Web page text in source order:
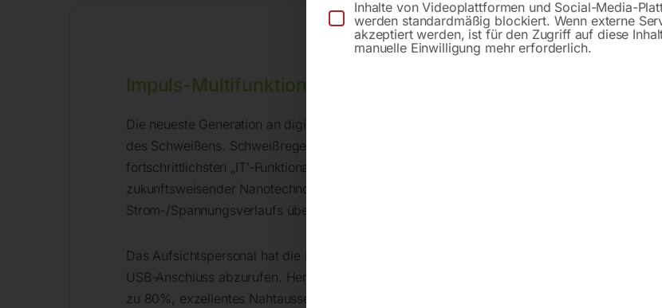
Impuls-Multifunktions-Schweißanlage WELBEE
Die neueste Generation an digitalen Schweißgeräten erfüllt höchste Qualitätsansprüche
des Schweißens. Schweißregelung LSI Welbee realisiert eine signifikante Verbesserung
fortschrittlichsten „IT’-Funktionalitäten. Der von OTC DAIHEN Japan entwickelte,
zukunftsweisender Nanotechnologie. Welbee ermöglicht eine Hochqualitätsschweißung
Strom-/Spannungsverlaufs über ultraschnelle Regelkreise.
Das Aufsichtspersonal hat die Möglichkeit den Schweißvorgang zu überwachen und
USB-Anschluss abzurufen. Hervorragende Lichtbogenstabilität, optimierter digitaler
zu 80%, exzellentes Nahtaussehen & flache Nahtoberflächen, hohe
Inhalte von Videoplattformen und Social-Media-
werden standardmäßig blockiert. Wenn externe
akzeptiert werden, ist für den Zugriff auf diese
manuelle Einwilligung mehr erforderlich.